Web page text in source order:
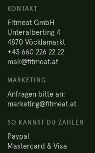
KONTAKT
Fitmeat GmbH
Unteralberting 4
4870 Vöcklamarkt
+43 660 226 22 22
mail@fitmeat.at
MARKETING
Anfragen bitte an:
marketing@fitmeat.at
SO KANNST DU ZAHLEN
Paypal
Mastercard & Visa